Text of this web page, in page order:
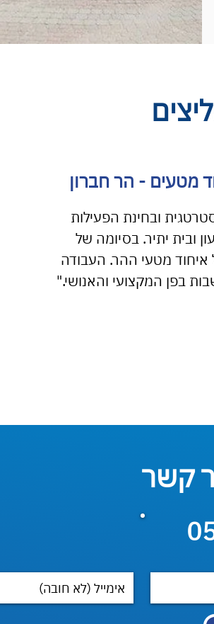
מטעים - הר חברון
ובחינת הפעילות
ובית יתיר. בסיומה של
מטעי ההר. העבודה
בפן המקצועי והאנושי."
קשר